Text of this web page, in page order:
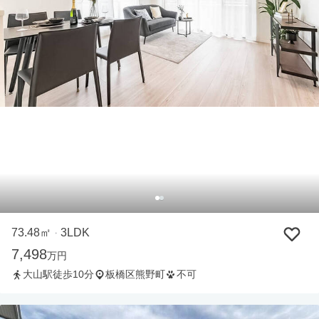
73.48㎡ ・ 3LDK
7,498万円
大山駅徒歩10分
板橋区熊野町 不可